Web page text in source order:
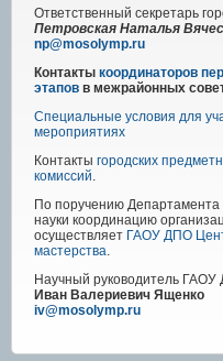
Ответственный секретарь
Петровская Наталья
np@mosolymp.ru
Контакты координаторов
этапов в межрайонных
Специальные условия для
мероприятиях
Контакты городских
комиссий.
По поручению Департамента
науки координацию
осуществляет ГАОУ ДПО
мастерства.
Научный руководитель ГАОУ
Иван Валериевич Ященко
iv@mosolymp.ru